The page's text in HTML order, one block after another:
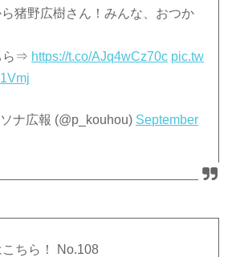
猪野広樹さん！みんな、おつか
ら⇒ https://t.co/AJq4wCz70c pic.tw
ナ広報 (@p_kouhou) September
ちら！ No.108